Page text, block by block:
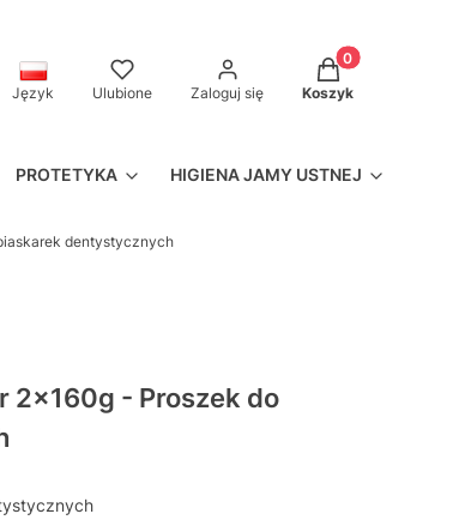
Język Ulubione Zaloguj się
Produkty w
Koszyk
PROTETYKA HIGIENA JAMY USTNEJ
dentystycznych
2x160g - Proszek do